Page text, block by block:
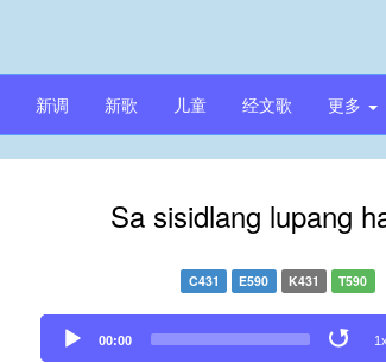
新调 新歌 儿童 经文歌 更多
Sa sisidlang lupang
C431 E590 K431 T590
Audio
Player
00:00 1x